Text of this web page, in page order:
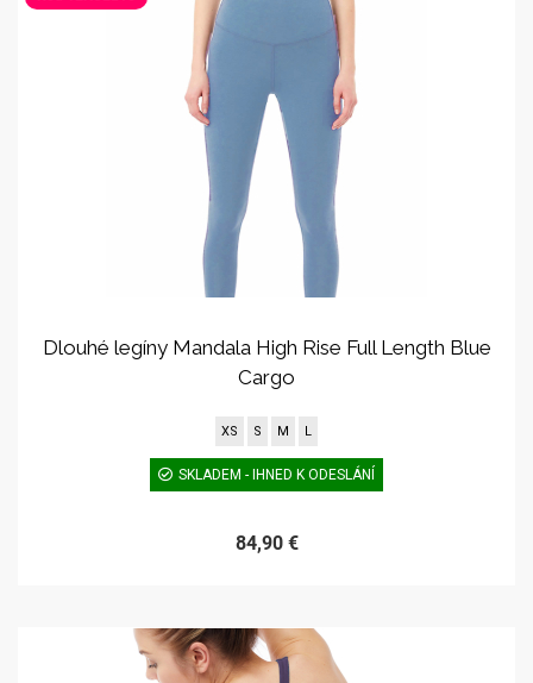
Dlouhé legíny Mandala High Rise Full Length Blue
Cargo
XS S M L
SKLADEM - IHNED K ODESLÁNÍ
84,90 €